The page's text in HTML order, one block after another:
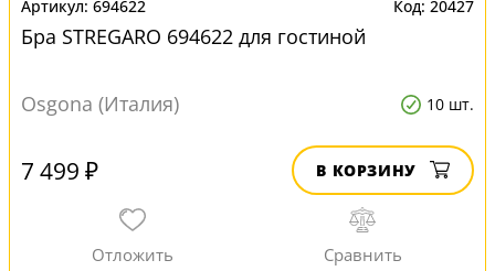
694622 20427
Бра STREGARO 694622 для гостиной
Osgona (Италия) 10 шт.
7 499 ₽ В КОРЗИНУ